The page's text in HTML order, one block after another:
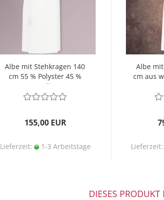
Albe mit Stehkragen 140
cm 55 % Polyster 45 %
Wolle
155,00 EUR
Lieferzeit: 1-3 Arbeitstage
Albe
cm aus
DIESES